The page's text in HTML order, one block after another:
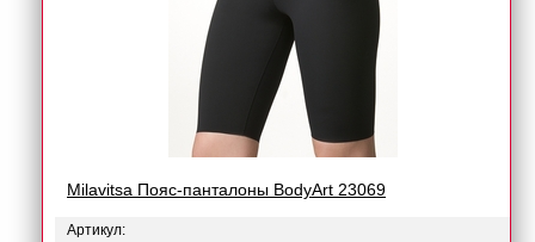
Milavitsa Пояс-панталоны BodyArt 23069
Артикул: